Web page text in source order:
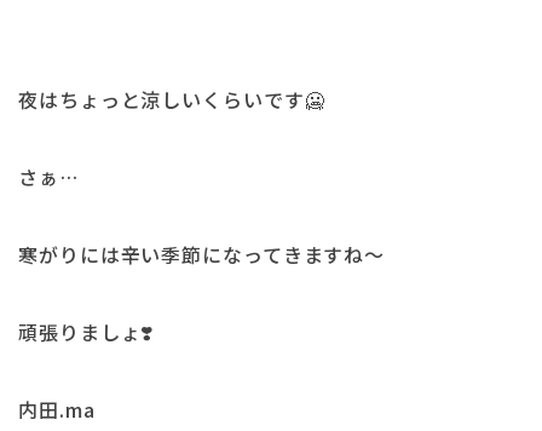
夜はちょっと涼しいくらいです🥶
さぁ…
寒がりには辛い季節になってきますね〜
頑張りましょ❣️
内田.ma